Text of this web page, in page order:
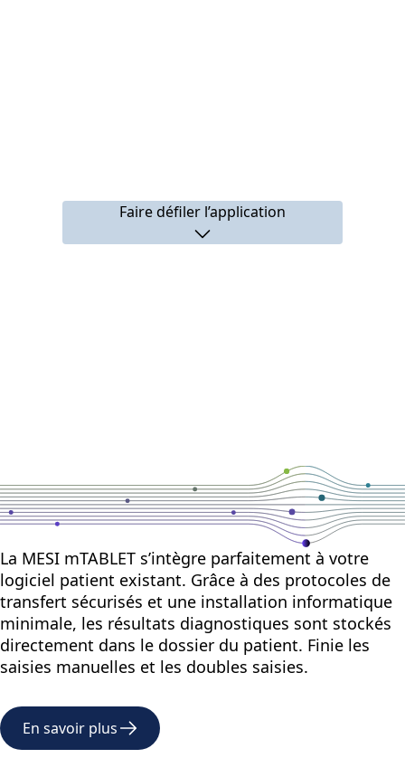
Faire défiler l’application
La MESI mTABLET s’intègre parfaitement à votre
logiciel patient existant. Grâce à des protocoles de
transfert sécurisés et une installation informatique
minimale, les résultats diagnostiques sont stockés
directement dans le dossier du patient. Finie les
saisies manuelles et les doubles saisies.
En savoir plus